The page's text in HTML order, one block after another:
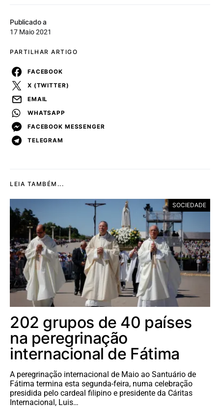
Publicado a
17 Maio 2021
PARTILHAR ARTIGO
FACEBOOK
X (TWITTER)
EMAIL
WHATSAPP
FACEBOOK MESSENGER
TELEGRAM
LEIA TAMBÉM...
SOCIEDADE
202 grupos de 40 países
na peregrinação
internacional de Fátima
A peregrinação internacional de Maio ao Santuário de
Fátima termina esta segunda-feira, numa celebração
presidida pelo cardeal filipino e presidente da Cáritas
Internacional, Luis…